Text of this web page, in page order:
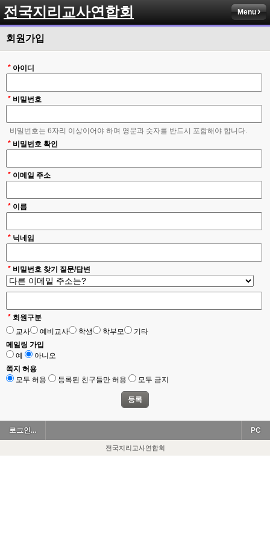
전국지리교사연합회 Menu
회원가입
아이디
*
비밀번호
*
비밀번호는 6자리 이상이어야 하며 영문과 숫자를 반드시 포함해야 합니다.
비밀번호 확인
*
* 이메일 주소
* 이름
* 닉네임
* 비밀번호 찾기 질문/답변
* 회원구분
교사
예비교사 학생 학부모
기타
메일링 가입
예
아니오
쪽지 허용
모두 허용
등록된 친구들만 허용 모두 금지
로그인... PC
전국지리교사연합회